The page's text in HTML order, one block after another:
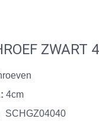
ZWART
4cm
SCHGZ04040